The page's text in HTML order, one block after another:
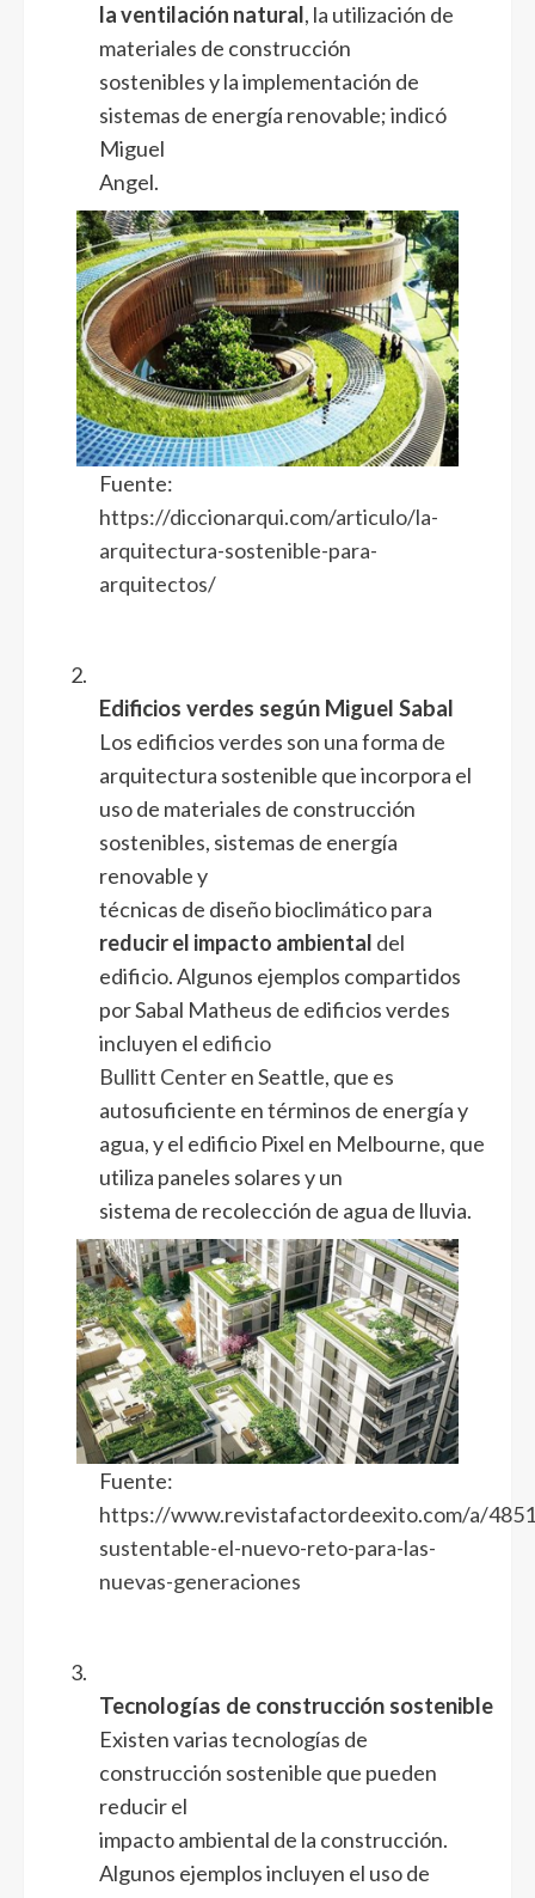
la ventilación natural, la utilización de
materiales de construcción
sostenibles y la implementación de
sistemas de energía renovable; indicó
Miguel
Angel.
Fuente:
https://diccionarqui.com/articulo/la-
arquitectura-sostenible-para-
arquitectos/
2.
Edificios verdes según Miguel Sabal
Los edificios verdes son una forma de
arquitectura sostenible que incorpora el
uso de materiales de construcción
sostenibles, sistemas de energía
renovable y
técnicas de diseño bioclimático para
reducir el impacto ambiental del
edificio. Algunos ejemplos compartidos
por Sabal Matheus de edificios verdes
incluyen el edificio
Bullitt Centeren Seattle, que es
autosuficiente en términos de energía y
agua, y el edificio Pixel en Melbourne, que
utiliza paneles solares y un
sistema de recolección de agua de lluvia.
Fuente:
https://www.revistafactordeexito.com/a/
sustentable-el-nuevo-reto-para-las-
nuevas-generaciones
3.
Tecnologías de construcción sostenible
Existen varias tecnologías de
construcción sostenible que pueden
reducir el
impacto ambiental de la construcción.
Algunos ejemplos incluyen el uso de